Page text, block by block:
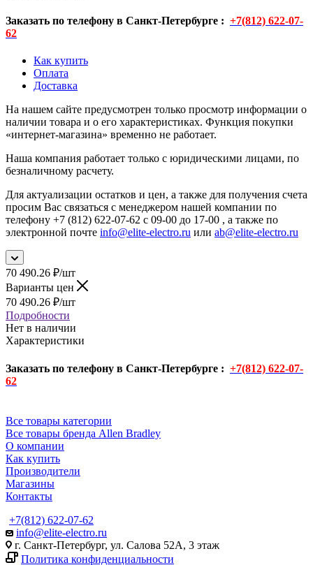
Заказать по телефону в Санкт-Петербурге : +7(812) 622-07-
62
Как купить
Оплата
Доставка
На нашем сайте предусмотрен только просмотр информации о
наличии товара и о его характеристиках. Функция покупки
«интернет-магазина» временно не работает.
Наша компания работает только с юридическими лицами, по
безналичному расчету.
Для актуализации остатков и цен, а также для получения счета
просим Вас связаться с менеджером нашей компании по
телефону +7 (812) 622-07-62 с 09-00 до 17-00 , а также по
электронной почте info@elite-electro.ru или ab@elite-electro.ru
70 490.26 ₽/шт
Варианты цен
70 490.26 ₽/шт
Подробности
Нет в наличии
Характеристики
Заказать по телефону в Санкт-Петербурге : +7(812) 622-07-
62
Все товары категории
Все товары бренда Allen Bradley
О компании
Как купить
Производители
Магазины
Контакты
+7(812) 622-07-62
info@elite-electro.ru
г. Санкт-Петербург, ул. Салова 52А, 3 этаж
Политика конфиденциальности